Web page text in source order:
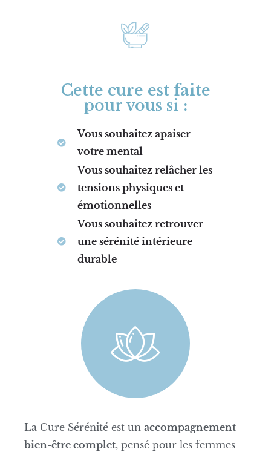
Cette cure est faite
pour vous si :
Vous souhaitez apaiser
votre mental
Vous souhaitez relâcher les
tensions physiques et
émotionnelles
Vous souhaitez retrouver
une sérénité intérieure
durable
La Cure Sérénité est un accompagnement
bien-être complet, pensé pour les femmes